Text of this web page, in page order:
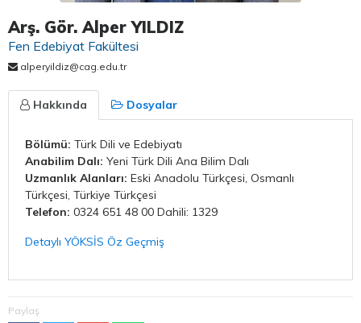
Arş. Gör. Alper YILDIZ
Fen Edebiyat Fakültesi
alperyildiz@cag.edu.tr
Hakkında Dosyalar
Bölümü: Türk Dili ve Edebiyatı
Anabilim Dalı: Yeni Türk Dili Ana Bilim Dalı
Uzmanlık Alanları: Eski Anadolu Türkçesi, Osmanlı
Türkçesi, Türkiye Türkçesi
Telefon: 0324 651 48 00 Dahili: 1329
Detaylı YÖKSİS Öz Geçmiş
Paylaş